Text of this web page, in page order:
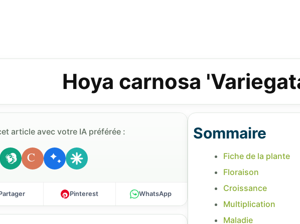
Hoya carnosa
article avec votre IA préférée :
C
Pinterest WhatsApp
Sommaire
Fiche de la plante
Floraison
Croissance
Multiplication
Maladie